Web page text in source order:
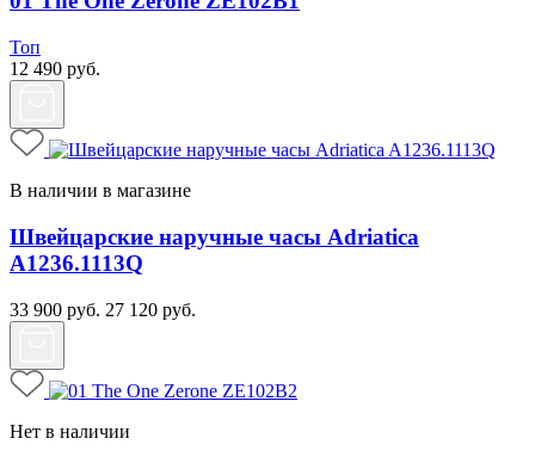
Топ
12 490 руб.
В наличии в магазине
Швейцарские наручные часы Adriatica
A1236.1113Q
33 900 руб. 27 120 руб.
Нет в наличии